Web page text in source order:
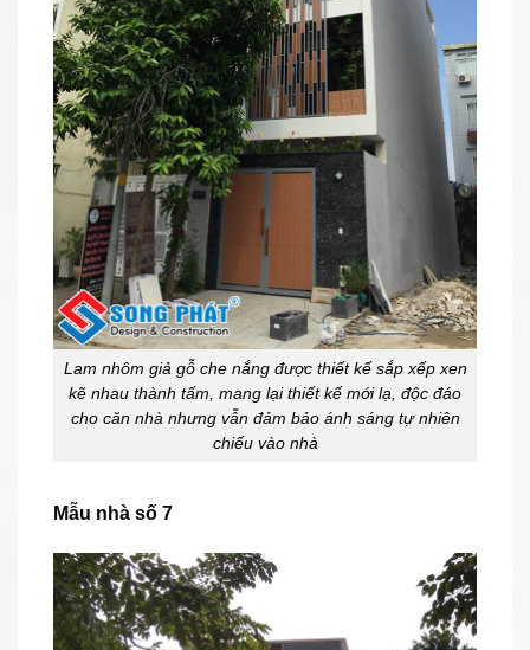
Lam nhôm giả gỗ che nắng được thiết kế sắp xếp xen
kẽ nhau thành tấm, mang lại thiết kế mới lạ, độc đáo
cho căn nhà nhưng vẫn đảm bảo ánh sáng tự nhiên
chiếu vào nhà
Mẫu nhà số 7